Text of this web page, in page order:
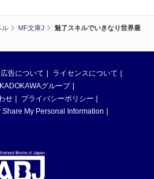
ル MF文庫J
魅了スキルでいきなり世界最
広告について
ライセンスについて
KADOKAWAグループ
せ
プライバシーポリシー
Share My Personal Information